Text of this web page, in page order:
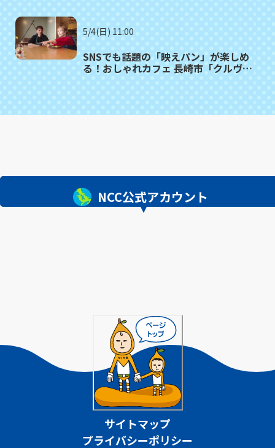
5/4(日) 11:00
SNSでも話題の「映えパン」が楽しめ
る！おしゃれカフェ 長崎市「クルヴェ
NCC公式アカウント
サイトマップ
プライバシーポリシー